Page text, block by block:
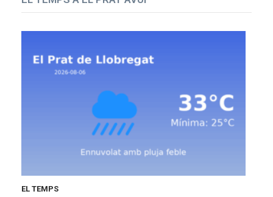
EL TEMPS